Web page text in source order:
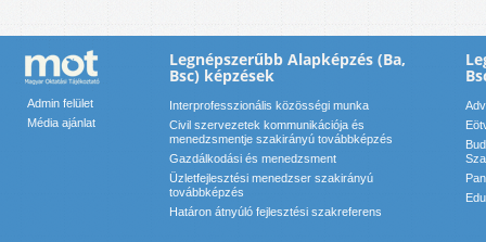
Admin felület
Média ajánlat
Legnépszerűbb Alapképzés (Ba,
Bsc) képzések
Interprofesszionális közösségi munka
Civil szervezetek kommunikációja és
menedzsmentje szakirányú továbbképzés
Gazdálkodási és menedzsment
Üzletfejlesztési menedzser szakirányú
továbbképzés
Határon átnyúló fejlesztési szakreferens